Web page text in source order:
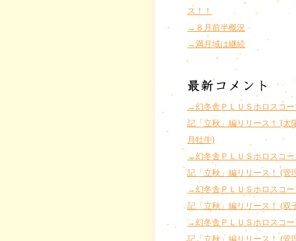
ス！！
→８月前半概況
→満月域は継続
→幻冬舎ＰＬＵＳホロスコー
記「立秋」編リリース！ (太
月牡牛)
→幻冬舎ＰＬＵＳホロスコ
記「立秋」編リリース！ (管
→幻冬舎ＰＬＵＳホロスコ
記「立秋」編リリース！ (双
→幻冬舎ＰＬＵＳホロスコー
記「立秋」編リリース！ (管